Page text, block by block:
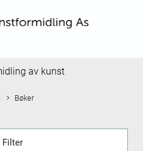
av kunst
Bøker
Filter